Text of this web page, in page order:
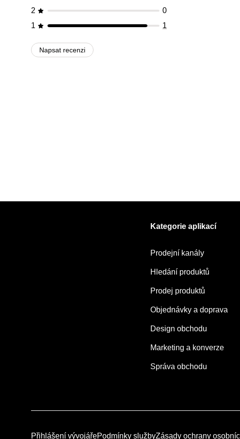
2
0
1
1
Napsat recenzi
Kategorie aplikací
Prodejní kanály
Hledání produktů
Prodej produktů
Objednávky a doprava
Design obchodu
Marketing a konverze
Správa obchodu
Přihlášení vývojářePodmínky službyZásady ochrany